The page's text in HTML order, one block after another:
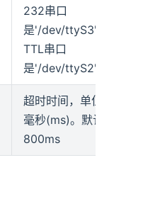
232串口
是'/dev/ttyS3'，
TTL串口
是'/dev/ttyS2'
超时时间，单位
毫秒(ms)。默认
800ms